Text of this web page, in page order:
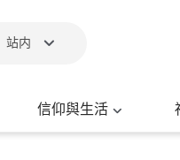
站内
信仰與生活